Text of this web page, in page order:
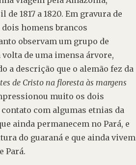
1817 a 1820. Em gravura de
homens brancos
observam um grupo de
de uma imensa árvore,
a descrição que o alemão fez da
de Cristo na floresta às margens
muito os dois
com algumas etnias da
ainda permanecem no Pará, e
do guaraná e que ainda vivem
Pará.